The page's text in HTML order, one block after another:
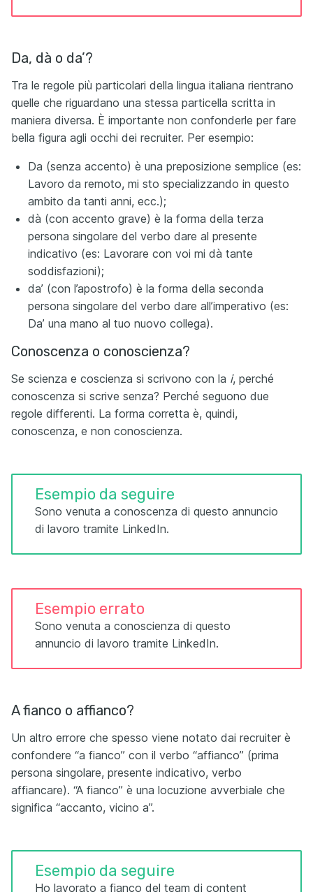
Da, dà o da’?
Tra le regole più particolari della lingua italiana rientrano
quelle che riguardano una stessa particella scritta in
maniera diversa. È importante non confonderle per fare
bella figura agli occhi dei recruiter. Per esempio:
Da (senza accento) è una preposizione semplice (es:
Lavoro da remoto, mi sto specializzando in questo
ambito da tanti anni, ecc.);
dà (con accento grave) è la forma della terza
persona singolare del verbo dare al presente
indicativo (es: Lavorare con voi mi dà tante
soddisfazioni);
da’ (con l’apostrofo) è la forma della seconda
persona singolare del verbo dare all’imperativo (es:
Da’ una mano al tuo nuovo collega).
Conoscenza o conoscienza?
Se scienza e coscienza si scrivono con la i, perché
conoscenza si scrive senza? Perché seguono due
regole differenti. La forma corretta è, quindi,
conoscenza, e non conoscienza.
Esempio da seguire
Sono venuta a conoscenza di questo annuncio
di lavoro tramite LinkedIn.
Esempio errato
Sono venuta a conoscienza di questo
annuncio di lavoro tramite LinkedIn.
A fianco o affianco?
Un altro errore che spesso viene notato dai recruiter è
confondere “a fianco” con il verbo “affianco” (prima
persona singolare, presente indicativo, verbo
affiancare). “A fianco” è una locuzione avverbiale che
significa “accanto, vicino a”.
Esempio da seguire
Ho lavorato a fianco del team di content